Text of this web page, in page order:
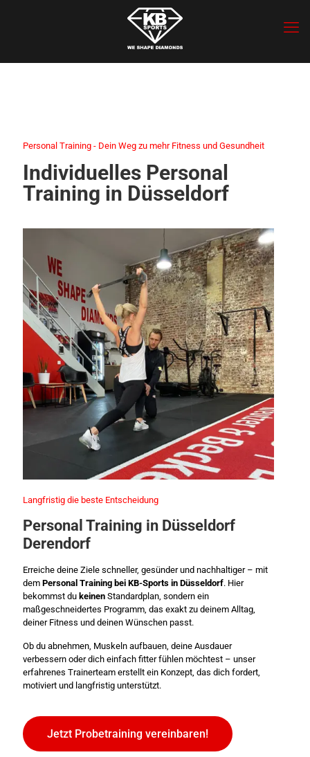
Personal Training - Dein Weg zu mehr Fitness und Gesundheit
Individuelles Personal
Training in Düsseldorf
Langfristig die beste Entscheidung
Personal Training in Düsseldorf
Derendorf
Erreiche deine Ziele schneller, gesünder und nachhaltiger – mit
dem Personal Training bei KB-Sports in Düsseldorf. Hier
bekommst du keinen Standardplan, sondern ein
maßgeschneidertes Programm, das exakt zu deinem Alltag,
deiner Fitness und deinen Wünschen passt.
Ob du abnehmen, Muskeln aufbauen, deine Ausdauer
verbessern oder dich einfach fitter fühlen möchtest – unser
erfahrenes Trainerteam erstellt ein Konzept, das dich fordert,
motiviert und langfristig unterstützt.
Jetzt Probetraining vereinbaren!